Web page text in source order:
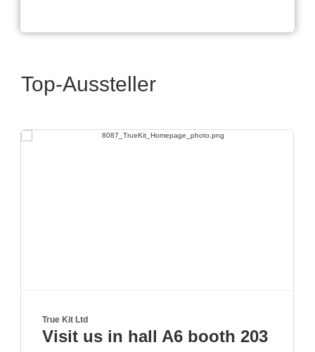
Top-Aussteller
True Kit Ltd
Visit us in hall A6 booth 203